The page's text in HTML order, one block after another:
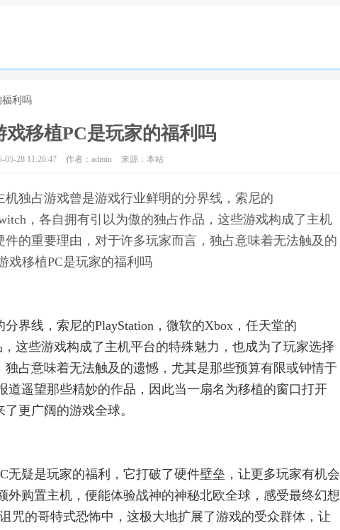
福利吗
戏移植PC是玩家的福利吗
05-28 11:26:47 作者：admin 来源：本站
独占游戏曾是游戏行业鲜明的分界线，索尼的
，各自拥有引以为傲的独占作品，这些游戏构成了主机
的重要理由，对于许多玩家而言，独占意味着无法触及的
戏移植PC是玩家的福利吗
界线，索尼的PlayStation，微软的Xbox，任天堂的
这些游戏构成了主机平台的特殊魅力，也成为了玩家选择
占意味着无法触及的遗憾，尤其是那些预算有限或钟情于
道遥望那些精妙的作品，因此当一扇名为移植的窗口打开
更广阔的游戏全球。
无疑是玩家的福利，它打破了硬件壁垒，让更多玩家有机会
外购置主机，便能体验战神的神秘北欧全球，感受最终幻想
咒的哥特式恐怖中，这极大地扩展了游戏的受众群体，让